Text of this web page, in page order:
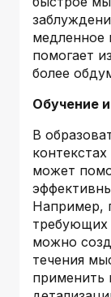
помогает
более
Обучение
В
может
Например,
требующих
можно
течения
применить